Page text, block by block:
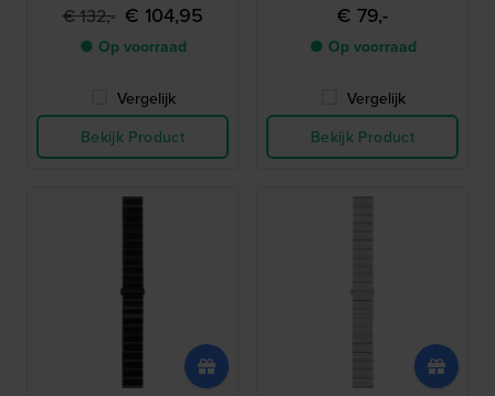
€ 132,- € 104,95
● Op voorraad
Vergelijk
Bekijk Product
€ 79,-
● Op voorraad
Vergelijk
Bekijk Product